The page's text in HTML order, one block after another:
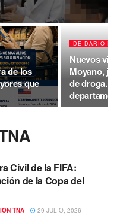
de los
que
DE DARIO
Nuevos
Moyano,
de droga.
Civil de la FIFA:
de la Copa del
TNA 29 JULIO, 2026